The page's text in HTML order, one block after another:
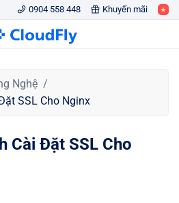
0904 558 448 Khuyến mãi
Nghệ
SSL Cho Nginx
Cài Đặt SSL Cho